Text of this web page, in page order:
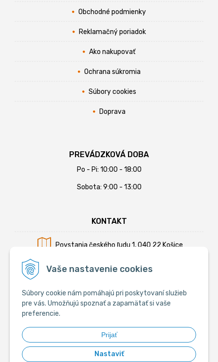
Vaše nastavenie cookies
Súbory cookie nám pomáhajú pri poskytovaní služieb
pre vás. Umožňujú spoznať a zapamätať si vaše
preferencie.
Prijať
Nastaviť
Obchodné podmienky
Reklamačný poriadok
Ako nakupovať
Ochrana súkromia
Súbory cookies
Doprava
PREVÁDZKOVÁ DOBA
Po - Pi: 10:00 - 18:00
Sobota: 9:00 - 13:00
KONTAKT
Povstania českého ľudu 1, 040 22 Košice
Mobil:+421 902 794 355
E-mail:info@krmiva.sk